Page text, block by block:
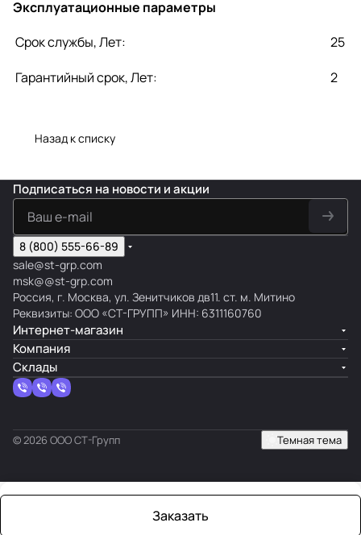
Эксплуатационные параметры
Срок службы, Лет:
25
Гарантийный срок, Лет:
2
Назад к списку
Заказать
Подписаться на новости и акции
8 (800) 555-66-89
sale@st-grp.com
msk@@st-grp.com
Россия, г. Москва, ул. Зенитчиков дв11. ст. м. Митино
Реквизиты: ООО «СТ-ГРУПП» ИНН: 6311160760
Интернет-магазин
Компания
Склады
© 2026 ООО СТ-Групп Темная тема